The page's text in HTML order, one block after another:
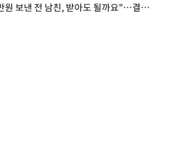
· "300만원 보낸 전 남친, 받아도 될까요"…결혼 앞둔 예비신부의 뜻밖 고충